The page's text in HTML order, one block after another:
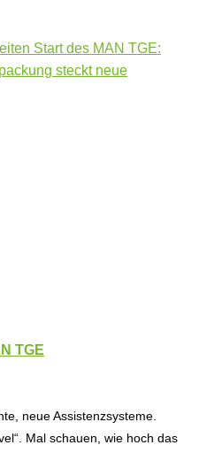
TGE
neue Assistenzsysteme.
Mal schauen, wie hoch das